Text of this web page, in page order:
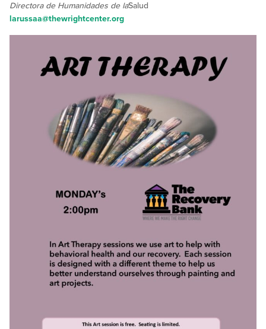
Directora de Humanidades de laSalud
larussaa@thewrightcenter.org